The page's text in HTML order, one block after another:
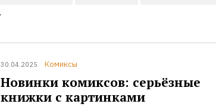
30.04.2025 Комиксы
Новинки комиксов: серьёзные
книжки с картинками